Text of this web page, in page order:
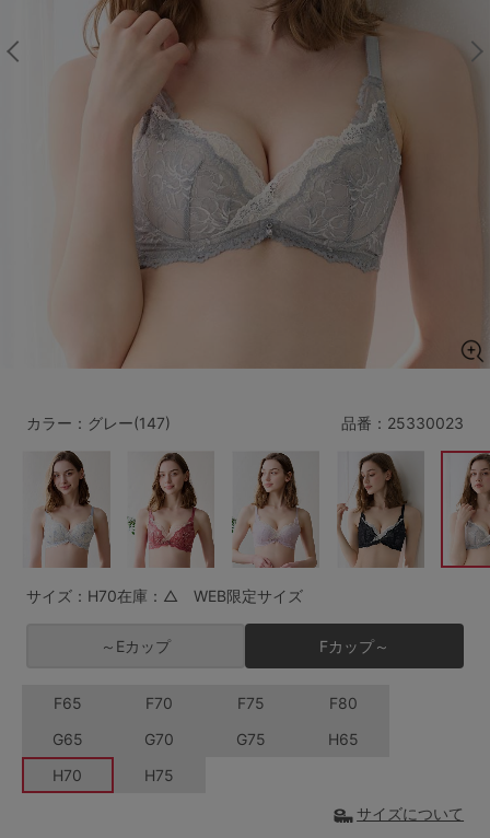
マタニティ ギフトラッピング
サイズからブラを探す
A70 A75
B75 B80
E70 E75 E80 E85
F65 F70 F75
G65 G75
H70 H75
L LL
S-CD
M-AB M-EF
L-AB L-EF
LL-EF
すべてのサイズを表示する
～999円 1,000～1,999円
2,000～2,999円 3,000～3,999円
4,000円～ 3足￥1,188靴下
その他から探す
品番： 25330023
カラー：グレー(147)
サイズ：H70在庫：△ WEB限定サイズ
～Eカップ Fカップ～
F65 F70 F75
F80
G65
G70 G75
H65
H70
H75
サイズについて